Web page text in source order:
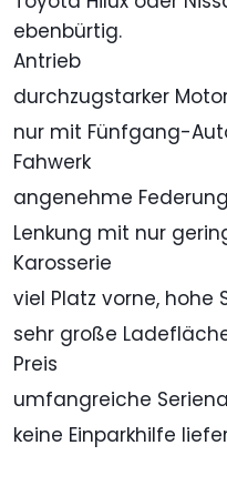
ebenbürtig.
Antrieb
durchzugstarker
nur mit Fünfgang-
Fahwerk
angenehme
Lenkung mit nur
Karosserie
viel Platz vorne, hohe
sehr große
Preis
umfangreiche
keine Einparkhilfe